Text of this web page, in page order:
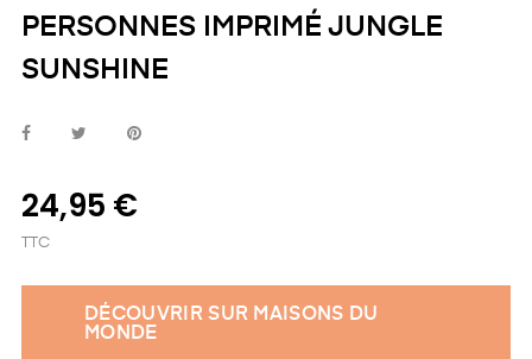
PERSONNES IMPRIMÉ JUNGLE
SUNSHINE
24,95 €
TTC
DÉCOUVRIR SUR MAISONS DU
MONDE